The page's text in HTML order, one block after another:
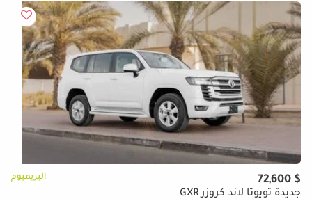
$ 72,600 البريميوم
جديدة تويوتا لاند كروزر GXR